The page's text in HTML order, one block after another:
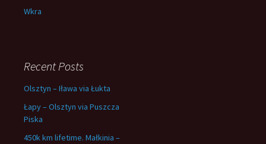
Wkra
Recent Posts
Olsztyn – Iława via Łukta
Łapy – Olsztyn via Puszcza
Piska
450k km lifetime. Małkinia –